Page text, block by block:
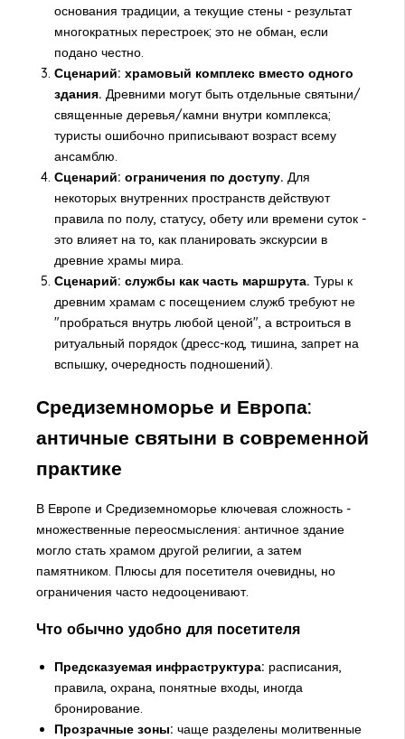
основания традиции, а текущие стены - результат
многократных перестроек; это не обман, если
подано честно.
Сценарий: храмовый комплекс вместо одного
здания. Древними могут быть отдельные святыни/
священные деревья/камни внутри комплекса;
туристы ошибочно приписывают возраст всему
ансамблю.
Сценарий: ограничения по доступу. Для
некоторых внутренних пространств действуют
правила по полу, статусу, обету или времени суток -
это влияет на то, как планировать экскурсии в
древние храмы мира.
Сценарий: службы как часть маршрута. Туры к
древним храмам с посещением служб требуют не
"пробраться внутрь любой ценой", а встроиться в
ритуальный порядок (дресс-код, тишина, запрет на
вспышку, очередность подношений).
Средиземноморье и Европа:
античные святыни в современной
практике
В Европе и Средиземноморье ключевая сложность -
множественные переосмысления: античное здание
могло стать храмом другой религии, а затем
памятником. Плюсы для посетителя очевидны, но
ограничения часто недооценивают.
Что обычно удобно для посетителя
Предсказуемая инфраструктура: расписания,
правила, охрана, понятные входы, иногда
бронирование.
Прозрачные зоны: чаще разделены молитвенные